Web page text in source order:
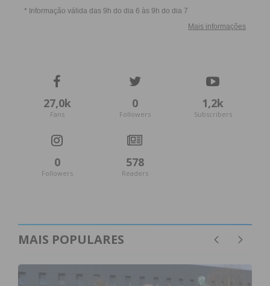
27,0k
Fans
0
Followers
1,2k
Subscribers
0
Followers
578
Readers
MAIS POPULARES